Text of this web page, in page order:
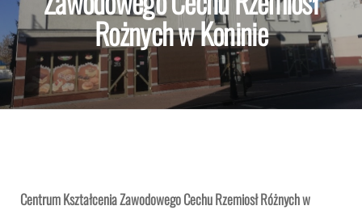
Rożnych w Koninie
Centrum Kształcenia Zawodowego Cechu Rzemiosł Różnych w